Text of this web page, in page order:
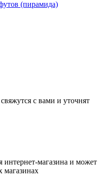
с вами и уточнят
интернет-магазина и может
магазинах